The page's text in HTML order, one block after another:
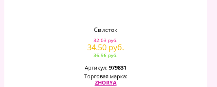
Свисток
32.03 руб.
34.50 руб.
36.96 руб.
Артикул: 979831
Торговая марка:
ZHORYA